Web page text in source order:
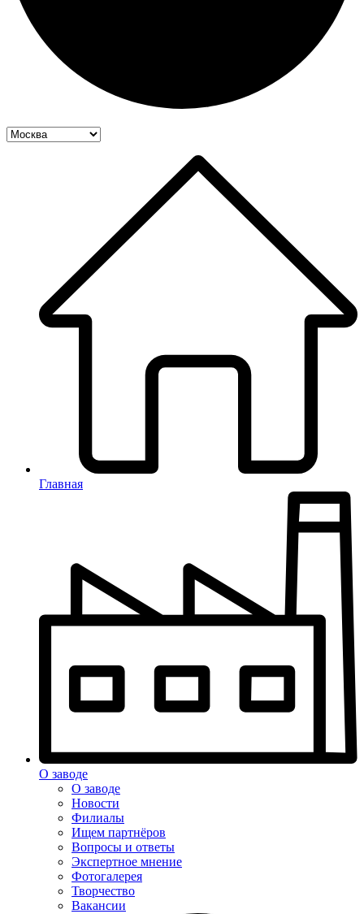
Главная
О заводе
О заводе
Новости
Филиалы
Ищем партнёров
Вопросы и ответы
Экспертное мнение
Фотогалерея
Творчество
Вакансии